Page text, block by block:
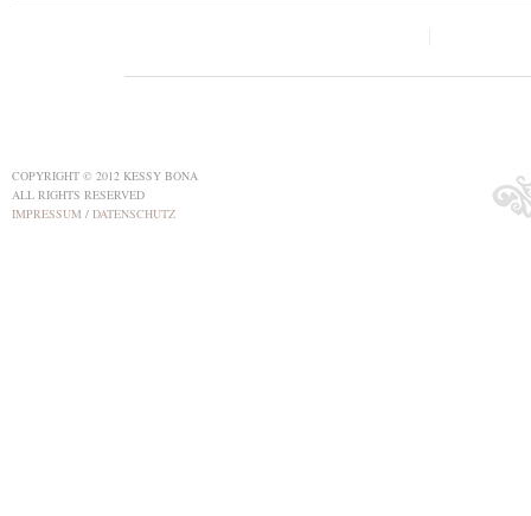
COPYRIGHT © 2012 KESSY BONA
ALL RIGHTS RESERVED
IMPRESSUM / DATENSCHUTZ